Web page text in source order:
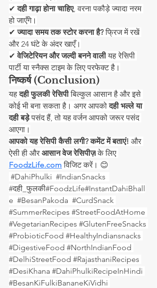
✔ दही गाढ़ा होना चाहिए , वरना पकौड़े ज्यादा नरम
हो जाएँगे।
✔ ज्यादा समय तक स्टोर करना है? फ्रिज में रखें
और 24 घंटे के अंदर खाएँ।
✔ वेजिटेरियन और जल्दी बनने वाली यह रेसिपी
पार्टी या स्नैक्स टाइम के लिए परफेक्ट है।
निष्कर्ष (Conclusion)
यह दही फुलकी रेसिपी बिल्कुल आसान है और इसे
कोई भी बना सकता है। अगर आपको दही भल्ले या
दही बड़े पसंद हैं, तो यह वर्जन आपको जरूर पसंद
आएगा।
आपको यह रेसिपी कैसी लगी? कमेंट में बताएं! और
ऐसी ही और आसान वेज रेसिपीज़ के लिए
FoodzLife.com विजिट करें। 😊
#DahiPhulki #IndianSnacks
#दह ी_फुलकी#FoodzLife#InstantDahiBhall
e #BesanPakoda #CurdSnack
#SummerRecipes #StreetFoodAtHome
#VegetarianRecipes #GlutenFreeSnacks
#ProbioticFood #HealthyIndiansnacks
#DigestiveFood #NorthIndianFood
#DelhiStreetFood #RajasthaniRecipes
#DesiKhana #DahiPhulkiRecipeInHindi
#BesanKiFulkiBananeKiVidhi